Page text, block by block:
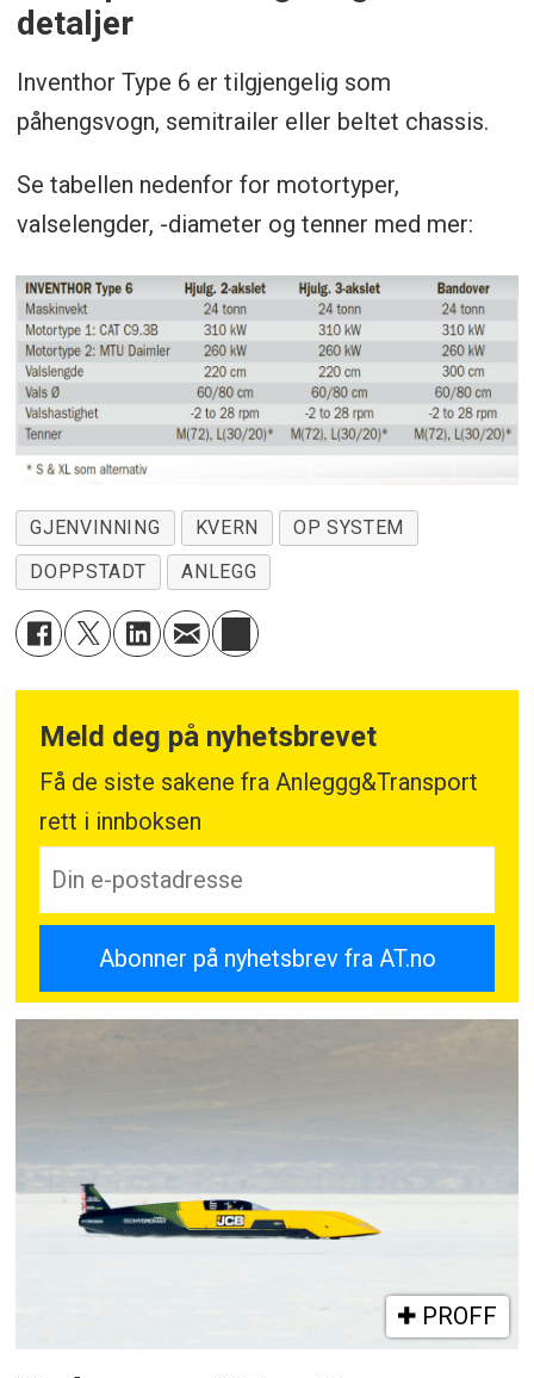
detaljer
Inventhor Type 6 er tilgjengelig som
påhengsvogn, semitrailer eller beltet chassis.
Se tabellen nedenfor for motortyper,
valselengder, -diameter og tenner med mer:
GJENVINNING KVERN
OP SYSTEM
DOPPSTADT
ANLEGG
Meld deg på nyhetsbrevet
Få de siste sakene fra Anleggg&Transport
rett i innboksen
PROFF